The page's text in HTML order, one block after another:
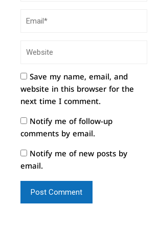
Save my name, email, and
website in this browser for the
next time I comment.
Notify me of follow-up
comments by email.
Notify me of new posts by
email.